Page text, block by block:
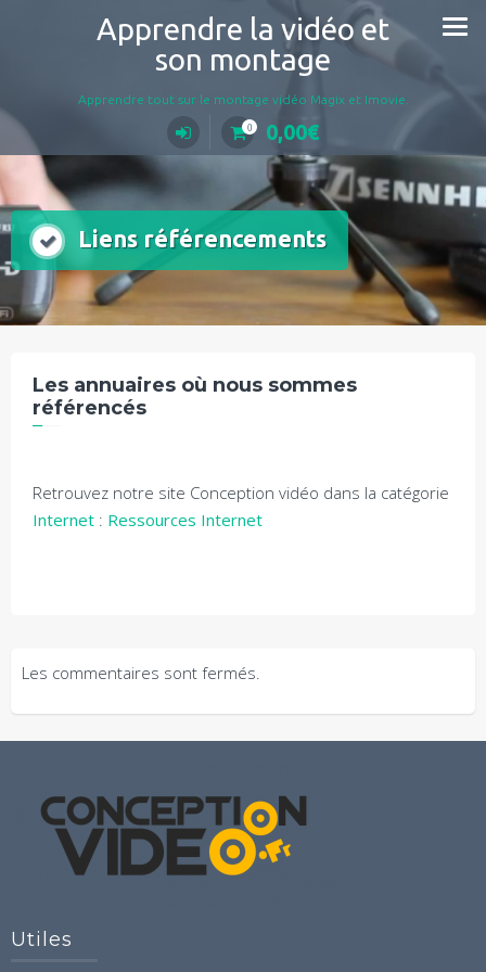
Apprendre la vidéo et
son montage
Apprendre tout sur le montage vidéo Magix et Imovie.
0 0,00€
Liens référencements
Les annuaires où nous sommes
référencés
Retrouvez notre site Conception vidéo dans la catégorie
Internet : Ressources Internet
Les commentaires sont fermés.
Utiles